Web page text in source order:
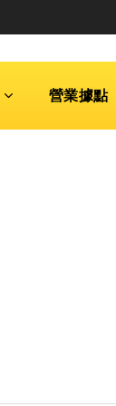
營業據點